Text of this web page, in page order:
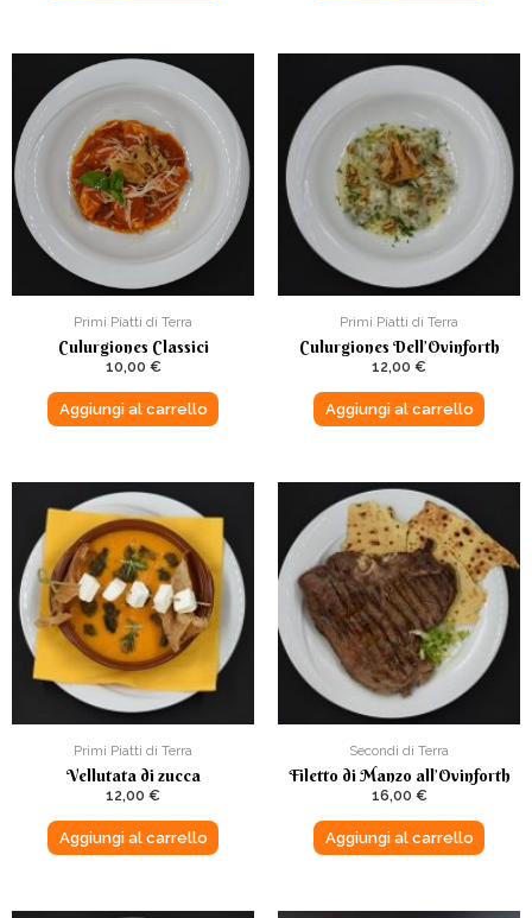
Primi Piatti di Terra
Culurgiones Classici
10,00 €
Aggiungi al carrello
Primi Piatti di Terra
Culurgiones Dell’Ovinforth
12,00 €
Aggiungi al carrello
Primi Piatti di Terra
Vellutata di zucca
12,00 €
Aggiungi al carrello
Secondi di Terra
Filetto di Manzo all’Ovinforth
16,00 €
Aggiungi al carrello